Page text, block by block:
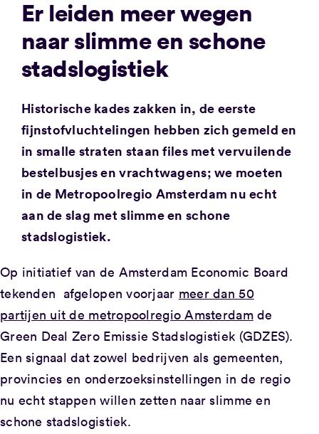
Er leiden meer wegen
naar slimme en schone
stadslogistiek
Historische kades zakken in, de eerste
fijnstofvluchtelingen hebben zich gemeld en
in smalle straten staan files met vervuilende
bestelbusjes en vrachtwagens; we moeten
in de Metropoolregio Amsterdam nu echt
aan de slag met slimme en schone
stadslogistiek.
Op initiatief van de Amsterdam Economic Board
tekenden afgelopen voorjaar meer dan 50
partijen uit de metropoolregio Amsterdamde
Green Deal Zero Emissie Stadslogistiek (GDZES).
Een signaal dat zowel bedrijven als gemeenten,
provincies en onderzoeksinstellingen in de regio
nu echt stappen willen zetten naar slimme en
schone stadslogistiek.